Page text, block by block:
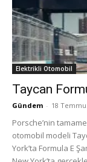
Elektrikli Otomobil
Taycan
Gündem - 18
Porsche’nin
otomobil modeli
York’ta Formula E